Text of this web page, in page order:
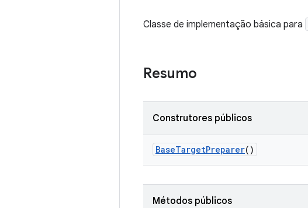
Classe de implementação básica para
Resumo
Construtores públicos
BaseTargetPreparer()
Métodos públicos